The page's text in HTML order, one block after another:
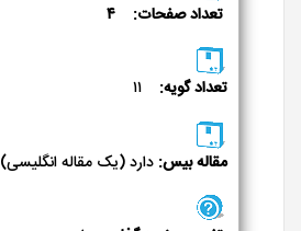
تعداد صفحات: ۴
تعداد گویه:
مقاله بیس: دارد (یک مقاله انگلیسی)